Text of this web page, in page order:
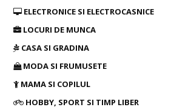
ELECTRONICE SI ELECTROCASNICE
LOCURI DE MUNCA
CASA SI GRADINA
MODA SI FRUMUSETE
MAMA SI COPILUL
HOBBY, SPORT SI TIMP LIBER